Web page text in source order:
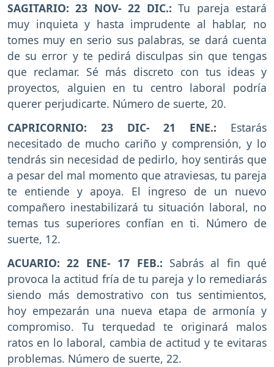
SAGITARIO: 23 NOV- 22 DIC.: Tu pareja estará
muy inquieta y hasta imprudente al hablar, no
tomes muy en serio sus palabras, se dará cuenta
de su error y te pedirá disculpas sin que tengas
que reclamar. Sé más discreto con tus ideas y
proyectos, alguien en tu centro laboral podría
querer perjudicarte. Número de suerte, 20.
CAPRICORNIO: 23 DIC- 21 ENE.: Estarás
necesitado de mucho cariño y comprensión, y lo
tendrás sin necesidad de pedirlo, hoy sentirás que
a pesar del mal momento que atraviesas, tu pareja
te entiende y apoya. El ingreso de un nuevo
compañero inestabilizará tu situación laboral, no
temas tus superiores confían en ti. Número de
suerte, 12.
ACUARIO: 22 ENE- 17 FEB.: Sabrás al fin qué
provoca la actitud fría de tu pareja y lo remediarás
siendo más demostrativo con tus sentimientos,
hoy empezarán una nueva etapa de armonía y
compromiso. Tu terquedad te originará malos
ratos en lo laboral, cambia de actitud y te evitaras
problemas. Número de suerte, 22.